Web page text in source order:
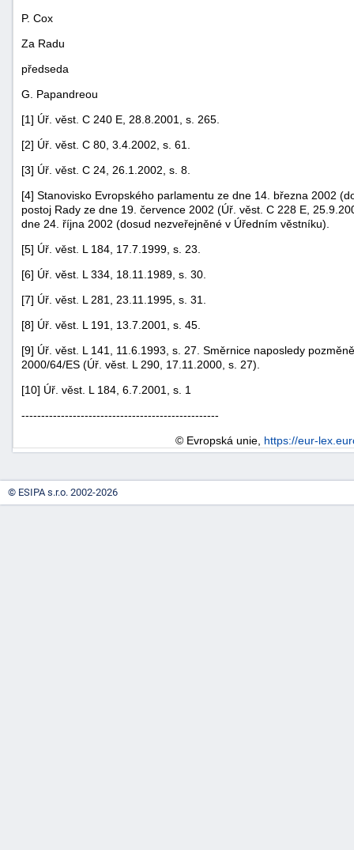
P. Cox
Za Radu
předseda
G. Papandreou
[1] Úř. věst. C 240 E, 28.8.2001, s. 265.
[2] Úř. věst. C 80, 3.4.2002, s. 61.
[3] Úř. věst. C 24, 26.1.2002, s. 8.
[4] Stanovisko Evropského parlamentu ze dne 14. března 2002
postoj Rady ze dne 19. července 2002 (Úř. věst. C 228 E,
dne 24. října 2002 (dosud nezveřejněné v Úředním věstníku).
[5] Úř. věst. L 184, 17.7.1999, s. 23.
[6] Úř. věst. L 334, 18.11.1989, s. 30.
[7] Úř. věst. L 281, 23.11.1995, s. 31.
[8] Úř. věst. L 191, 13.7.2001, s. 45.
[9] Úř. věst. L 141, 11.6.1993, s. 27. Směrnice naposledy
2000/64/ES (Úř. věst. L 290, 17.11.2000, s. 27).
[10] Úř. věst. L 184, 6.7.2001, s. 1
--------------------------------------------------
© Evropská unie, https://eur-
© ESIPA s.r.o. 2002-2026